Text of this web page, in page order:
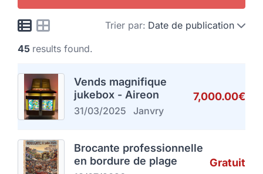
Trier par: Date de publication
45 results found.
Vends magnifique
jukebox - Aireon
31/03/2025 Janvry
7,000.00€
Brocante professionnelle
en bordure de plage
Gratuit